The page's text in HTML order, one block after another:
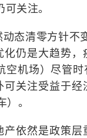
关注。
态清零方针不
化仍是大趋势
机场）尽管时
可关注受益于经
。
依然是政策层